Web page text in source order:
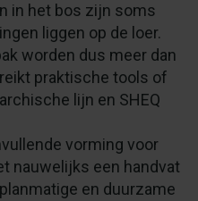
in het bos zijn soms
liggen op de loer.
worden dus meer dan
praktische tools of
lijn en SHEQ
vorming voor
nauwelijks een handvat
en duurzame